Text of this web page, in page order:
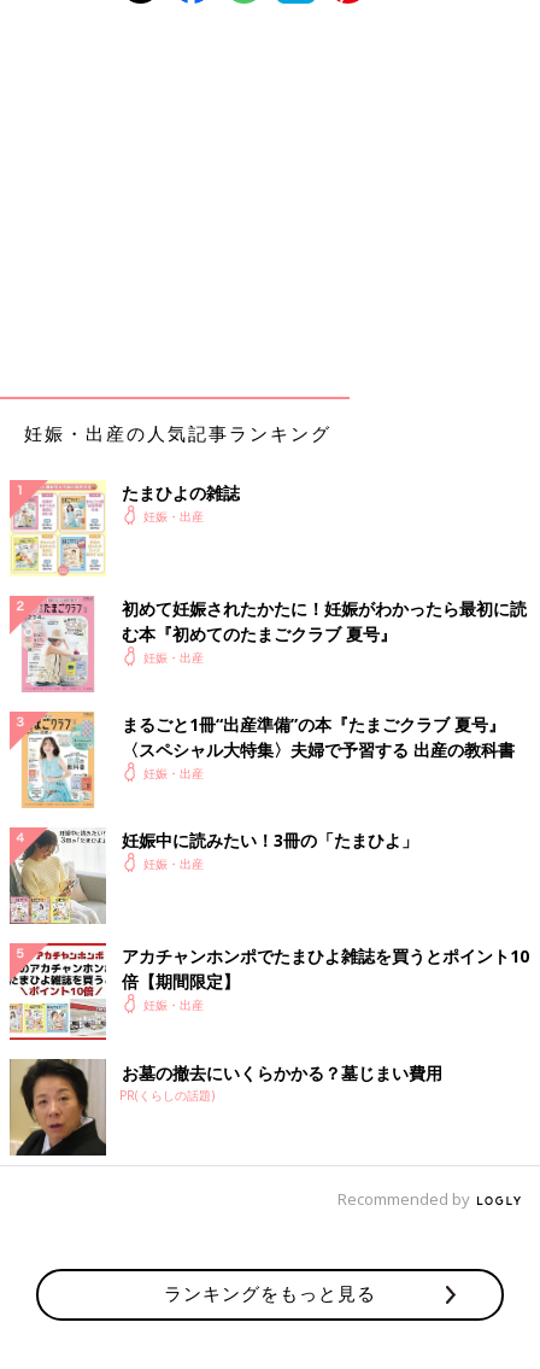
妊娠・出産の人気記事ランキング
たまひよの雑誌
妊娠・出産
初めて妊娠されたかたに！妊娠がわかったら最初に読
む本『初めてのたまごクラブ 夏号』
妊娠・出産
まるごと1冊“出産準備”の本『たまごクラブ 夏号』
〈スペシャル大特集〉夫婦で予習する 出産の教科書
妊娠・出産
妊娠中に読みたい！3冊の「たまひよ」
妊娠・出産
アカチャンホンポでたまひよ雑誌を買うとポイント10
倍【期間限定】
妊娠・出産
お墓の撤去にいくらかかる？墓じまい費用
PR(くらしの話題)
Recommended by
ランキングをもっと見る